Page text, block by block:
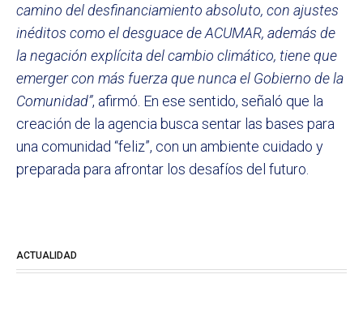
camino del desfinanciamiento absoluto, con ajustes
inéditos como el desguace de ACUMAR, además de
la negación explícita del cambio climático, tiene que
emerger con más fuerza que nunca el Gobierno de la
Comunidad”, afirmó. En ese sentido, señaló que la
creación de la agencia busca sentar las bases para
una comunidad “feliz”, con un ambiente cuidado y
preparada para afrontar los desafíos del futuro.
ACTUALIDAD